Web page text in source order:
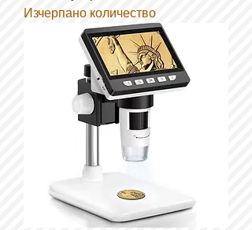
Изчерпано количество